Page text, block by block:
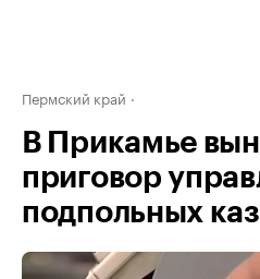
Пермский край
В Прикамье
приговор
подпольных